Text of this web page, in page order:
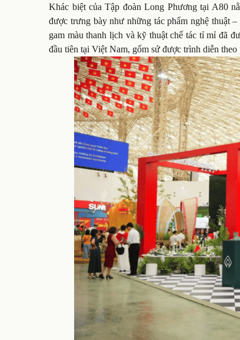
Khác biệt của Tập đoàn Long Phương tại A80
được trưng bày như những tác phẩm nghệ thuật
gam màu thanh lịch và kỹ thuật chế tác tỉ mỉ đã
đầu tiên tại Việt Nam, gốm sứ được trình diễn